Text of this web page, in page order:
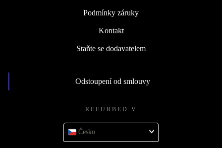
Podmínky záruky
Kontakt
Staňte se dodavatelem
Odstoupení od smlouvy
REFURBED V
Česko